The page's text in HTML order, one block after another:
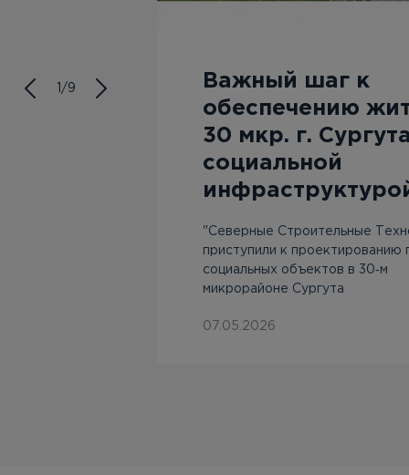
1/9
Важный шаг к
обеспечению
30 мкр. г.
социальной
"Северные Строительные
приступили к проектированию
социальных объектов в 30‑м
микрорайоне Сургута
07.05.2026